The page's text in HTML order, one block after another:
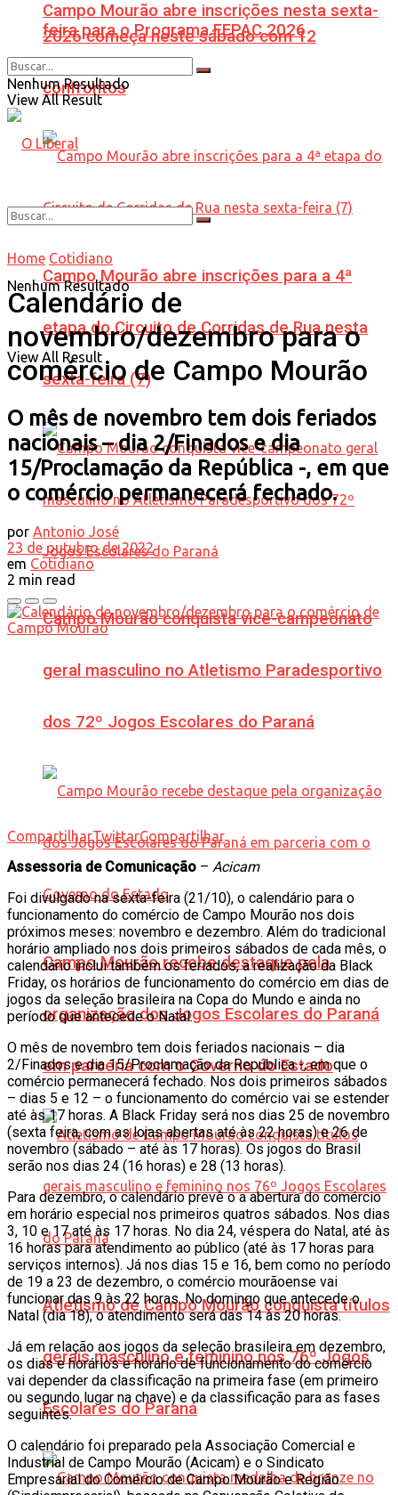
2026 começa neste sábado com 12
confrontos
Campo Mourão abre inscrições para a 4ª
etapa do Circuito de Corridas de Rua nesta
sexta-feira (7)
Campo Mourão conquista vice-campeonato
geral masculino no Atletismo Paradesportivo
dos 72º Jogos Escolares do Paraná
Campo Mourão recebe destaque pela
organização dos Jogos Escolares do Paraná
em parceria com o Governo do Estado
Atletismo de Campo Mourão conquista títulos
gerais masculino e feminino nos 76º Jogos
Escolares do Paraná
Campo Mourão abre inscrições nesta sexta-
feira para o Programa FEPAC 2026
Nenhum Resultado
View All Result
Nenhum Resultado
View All Result
Home Cotidiano
Calendário de
novembro/dezembro para o
comércio de Campo Mourão
O mês de novembro tem dois feriados
nacionais – dia 2/Finados e dia
15/Proclamação da República -, em que
o comércio permanecerá fechado.
por Antonio José
23 de outubro de 2022
em Cotidiano
2 min read
CompartilharTwittarCompartilhar
Assessoria de Comunicação – Acicam
Foi divulgado na sexta-feira (21/10), o calendário para o
funcionamento do comércio de Campo Mourão nos dois
próximos meses: novembro e dezembro. Além do tradicional
horário ampliado nos dois primeiros sábados de cada mês, o
calendário inclui também os feriados, a realização da Black
Friday, os horários de funcionamento do comércio em dias de
jogos da seleção brasileira na Copa do Mundo e ainda no
período que antecede o Natal.
O mês de novembro tem dois feriados nacionais – dia
2/Finados e dia 15/Proclamação da República -, em que o
comércio permanecerá fechado. Nos dois primeiros sábados
– dias 5 e 12 – o funcionamento do comércio vai se estender
até às 17 horas. A Black Friday será nos dias 25 de novembro
(sexta feira, com as lojas abertas até às 22 horas) e 26 de
novembro (sábado – até às 17 horas). Os jogos do Brasil
serão nos dias 24 (16 horas) e 28 (13 horas).
Para dezembro, o calendário prevê o a abertura do comércio
em horário especial nos primeiros quatros sábados. Nos dias
3, 10 e 17 até às 17 horas. No dia 24, véspera do Natal, até às
16 horas para atendimento ao público (até às 17 horas para
serviços internos). Já nos dias 15 e 16, bem como no período
de 19 a 23 de dezembro, o comércio mourãoense vai
funcionar das 9 às 22 horas. No domingo que antecede o
Natal (dia 18), o atendimento será das 14 às 20 horas.
Já em relação aos jogos da seleção brasileira em dezembro,
os dias e horários e horário de funcionamento do comércio
vai depender da classificação na primeira fase (em primeiro
ou segundo lugar na chave) e da classificação para as fases
seguintes.
O calendário foi preparado pela Associação Comercial e
Industrial de Campo Mourão (Acicam) e o Sindicato
Empresarial do Comércio de Campo Mourão e Região